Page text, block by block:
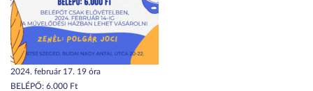
2024. február 17. 19 óra
BELÉPŐ: 6.000 Ft